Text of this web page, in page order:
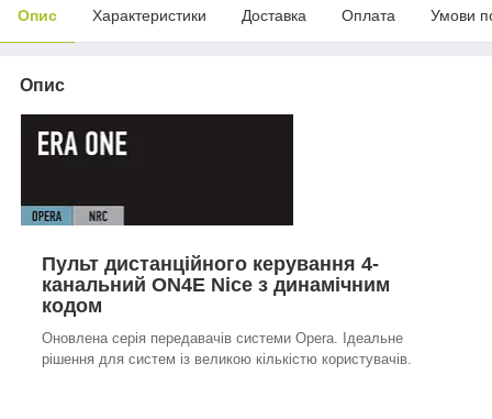
Опис Характеристики Доставка Оплата Умови
Опис
Пульт дистанційного керування 4-
канальний ON4E Nice з динамічним
кодом
Оновлена серія передавачів системи Opera. Ідеальне
рішення для систем із великою кількістю користувачів.